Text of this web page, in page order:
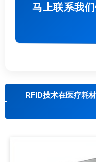
马上联系我们
RFID技术在医疗耗